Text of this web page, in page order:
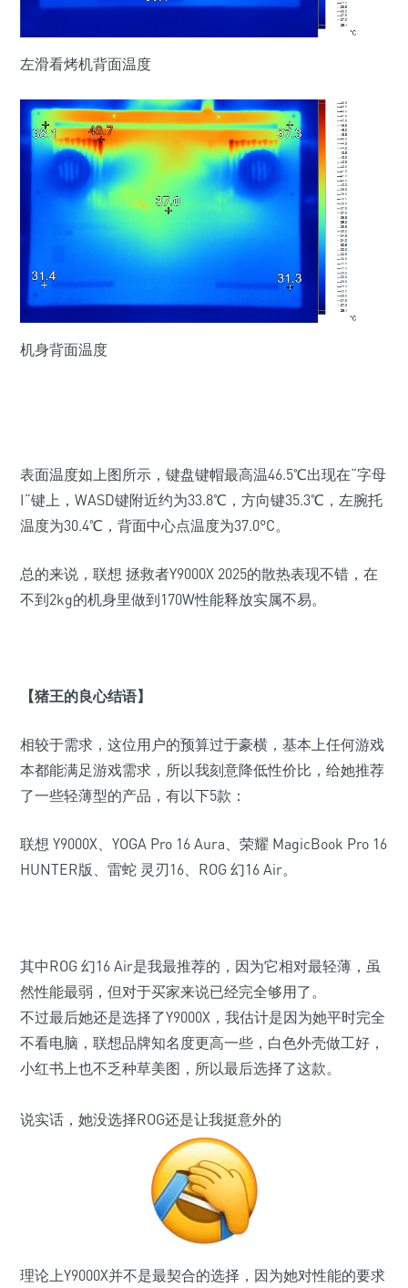
左滑看烤机背面温度
机身背面温度
表面温度如上图所示，键盘键帽最高温46.5℃出现在“字母
I”键上， WASD键附近约为33.8℃，方向键35.3℃，左腕托
温度为30.4℃，背面中心点温度为37.0°C。
总的来说，联想 拯救者Y9000X 2025的散热表现不错，在
不到2kg的机身里做到170W性能释放实属不易。
【猪王的良心结语】
相较于需求，这位用户的预算过于豪横，基本上任何游戏
本都能满足游戏需求，所以我刻意降低性价比，给她推荐
了一些轻薄型的产品，有以下5款：
联想 Y9000X、YOGA Pro 16 Aura、荣耀 MagicBook Pro 16
HUNTER版、雷蛇 灵刃16、ROG 幻16 Air。
其中ROG 幻16 Air是我最推荐的，因为它相对最轻薄，虽
然性能最弱，但对于买家来说已经完全够用了。
不过最后她还是选择了Y9000X，我估计是因为她平时完全
不看电脑，联想品牌知名度更高一些，白色外壳做工好，
小红书上也不乏种草美图，所以最后选择了这款。
说实话，她没选择ROG还是让我挺意外的
理论上Y9000X并不是最契合的选择，因为她对性能的要求